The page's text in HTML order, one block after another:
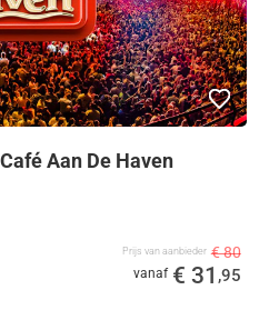
Aan De Haven
Prijs van aanbieder € 80
vanaf € 31 ,95